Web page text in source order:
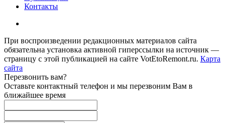
Контакты
При воспроизведении редакционных материалов сайта
обязательна установка активной гиперссылки на источник —
страницу с этой публикацией на сайте VotEtoRemont.ru. Карта
сайта
Перезвонить вам?
Оставьте контактный телефон и мы перезвоним Вам в
ближайшее время